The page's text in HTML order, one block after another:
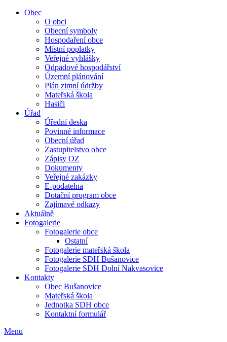
Obec
O obci
Obecní symboly
Hospodaření obce
Místní poplatky
Veřejné vyhlášky
Odpadové hospodářství
Územní plánování
Plán zimní údržby
Mateřská škola
Hasiči
Úřad
Úřední deska
Povinné informace
Obecní úřad
Zastupitelstvo obce
Zápisy OZ
Dokumenty
Veřejné zakázky
E-podatelna
Dotační program obce
Zajímavé odkazy
Aktuálně
Fotogalerie
Fotogalerie obce
Ostatní
Fotogalerie mateřská škola
Fotogalerie SDH Bušanovice
Fotogalerie SDH Dolní Nakvasovice
Kontakty
Obec Bušanovice
Mateřská škola
Jednotka SDH obce
Kontaktní formulář
Menu